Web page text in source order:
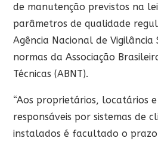
de manutenção previstos na
parâmetros de qualidade
Agência Nacional de Vigilância
normas da Associação
Técnicas (ABNT).
“Aos proprietários, locatários
responsáveis por sistemas de
instalados é facultado o